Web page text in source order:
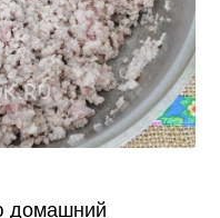
домашний